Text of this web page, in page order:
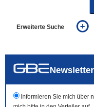
Erweiterte Suche
auch in allen Texten
Newsletter
Informieren Sie mich über